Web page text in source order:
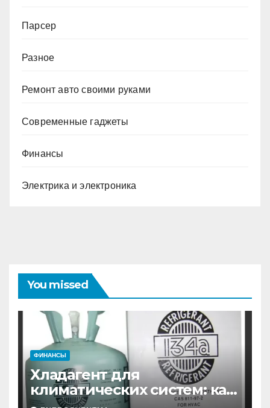
Парсер
Разное
Ремонт авто своими руками
Современные гаджеты
Финансы
Электрика и электроника
You missed
ФИНАНСЫ
Хладагент для
климатических систем: как